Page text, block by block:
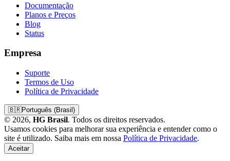
Documentação
Planos e Preços
Blog
Status
Empresa
Suporte
Termos de Uso
Política de Privacidade
🇧🇷Português (Brasil)
© 2026, HG Brasil. Todos os direitos reservados.
Usamos cookies para melhorar sua experiência e entender como o
site é utilizado. Saiba mais em nossa Política de Privacidade.
Aceitar